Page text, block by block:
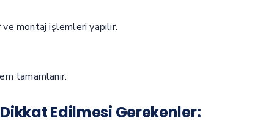
montaj işlemleri yapılır.
tamamlanır.
Edilmesi Gerekenler: